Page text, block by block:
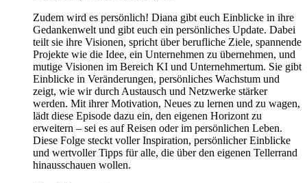
Zudem wird es persönlich! Diana gibt euch Einblicke in ihre
Gedankenwelt und gibt euch ein persönliches Update. Dabei
teilt sie ihre Visionen, spricht über berufliche Ziele, spannende
Projekte wie die Idee, ein Unternehmen zu übernehmen, und
mutige Visionen im Bereich KI und Unternehmertum. Sie gibt
Einblicke in Veränderungen, persönliches Wachstum und
zeigt, wie wir durch Austausch und Netzwerke stärker
werden. Mit ihrer Motivation, Neues zu lernen und zu wagen,
lädt diese Episode dazu ein, den eigenen Horizont zu
erweitern – sei es auf Reisen oder im persönlichen Leben.
Diese Folge steckt voller Inspiration, persönlicher Einblicke
und wertvoller Tipps für alle, die über den eigenen Tellerrand
hinausschauen wollen.